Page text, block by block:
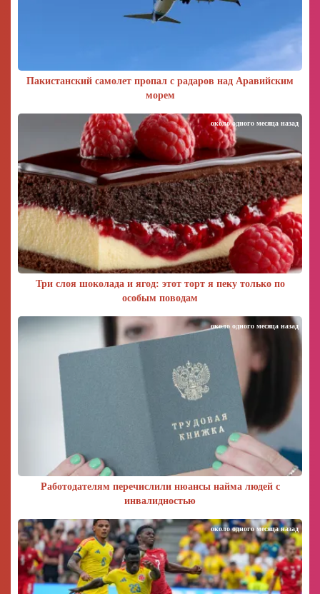
Пакистанский самолет пропал с радаров над Аравийским
морем
Три слоя шоколада и ягод: этот торт я пеку только по
особым поводам
около одного месяца назад
Работодателям перечислили нюансы найма людей с
инвалидностью
около одного месяца назад
около одного месяца назад